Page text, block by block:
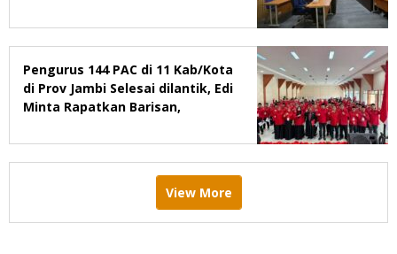
Pengurus 144 PAC di 11 Kab/Kota
di Prov Jambi Selesai dilantik, Edi
Minta Rapatkan Barisan,
View More